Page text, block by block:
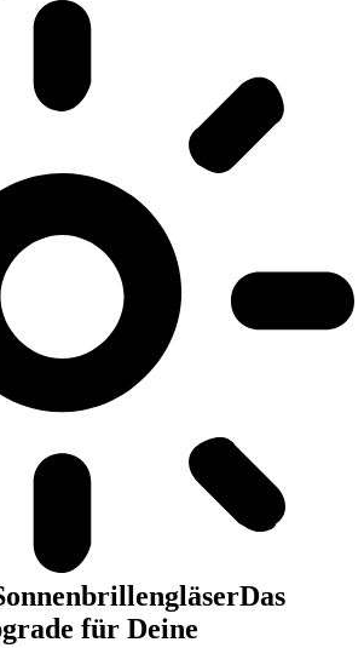
Das
für Deine